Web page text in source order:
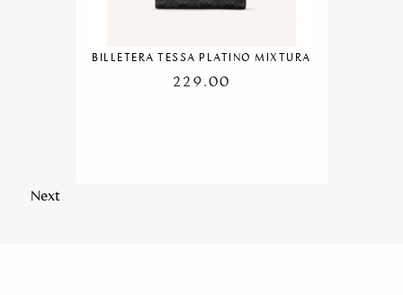
BILLETERA TESSA PLATINO MIXTURA
229.00
Next